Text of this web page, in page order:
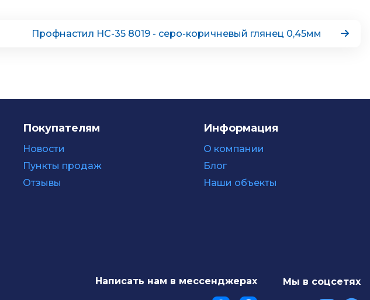
Профнастил НС-35 8019 - серо-коричневый глянец 0,45мм
Покупателям
Новости
Пункты продаж
Отзывы
Информация
О компании
Блог
Наши объекты
Написать нам в мессенджерах Мы в соцсетях